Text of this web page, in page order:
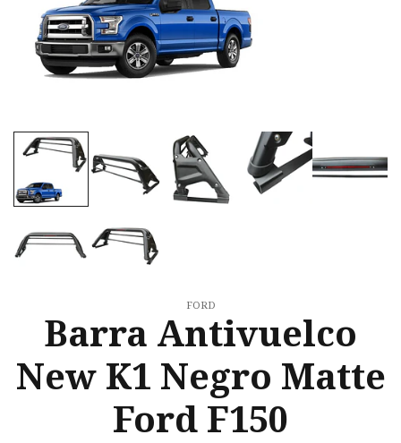
FORD
Barra Antivuelco
New K1 Negro Matte
Ford F150